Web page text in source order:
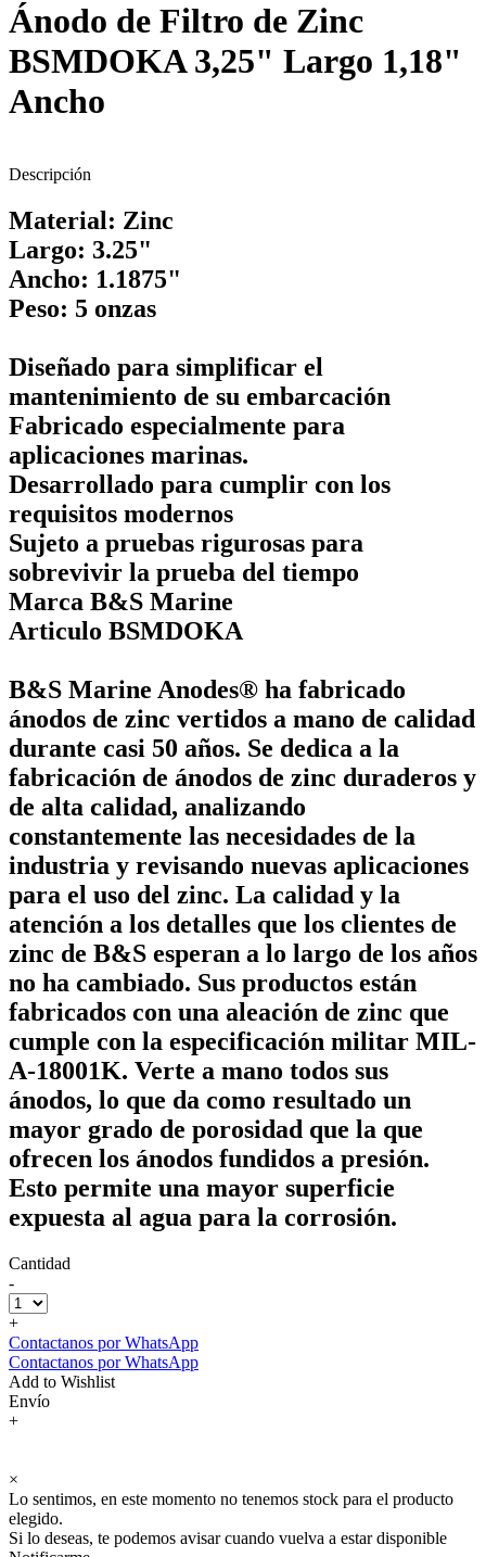
Ánodo de Filtro de Zinc
BSMDOKA 3,25" Largo 1,18"
Ancho
Descripción
Material: Zinc
Largo: 3.25"
Ancho: 1.1875"
Peso: 5 onzas
Diseñado para simplificar el
mantenimiento de su embarcación
Fabricado especialmente para
aplicaciones marinas.
Desarrollado para cumplir con los
requisitos modernos
Sujeto a pruebas rigurosas para
sobrevivir la prueba del tiempo
Marca B&S Marine
Articulo BSMDOKA
B&S Marine Anodes® ha fabricado
ánodos de zinc vertidos a mano de calidad
durante casi 50 años. Se dedica a la
fabricación de ánodos de zinc duraderos y
de alta calidad, analizando
constantemente las necesidades de la
industria y revisando nuevas aplicaciones
para el uso del zinc. La calidad y la
atención a los detalles que los clientes de
zinc de B&S esperan a lo largo de los años
no ha cambiado. Sus productos están
fabricados con una aleación de zinc que
cumple con la especificación militar MIL-
A-18001K. Verte a mano todos sus
ánodos, lo que da como resultado un
mayor grado de porosidad que la que
ofrecen los ánodos fundidos a presión.
Esto permite una mayor superficie
expuesta al agua para la corrosión.
Cantidad
-
+
Contactanos por WhatsApp
Contactanos por WhatsApp
Add to Wishlist
Envío
+
×
Lo sentimos, en este momento no tenemos stock para el producto
elegido.
Si lo deseas, te podemos avisar cuando vuelva a estar disponible